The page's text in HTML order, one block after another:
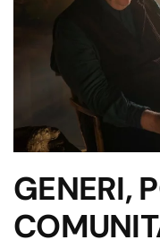
GENERI,